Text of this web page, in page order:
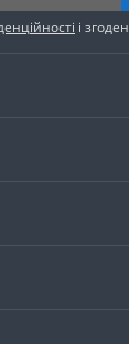
і